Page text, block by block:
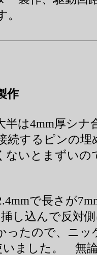
作
半は4mm厚シ
続するピンの
ないとまずい
で長さが
し込んで反対
ったので、ニ
いました。 無